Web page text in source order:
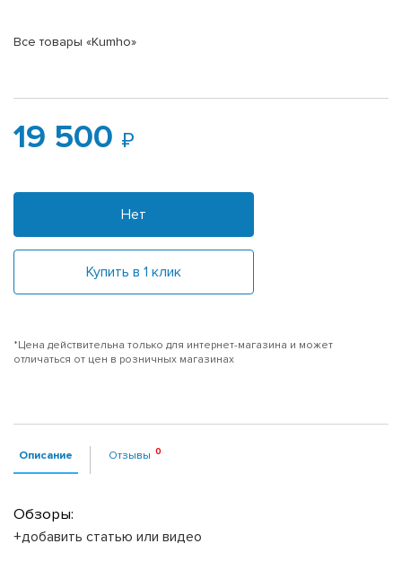
Все товары «Kumho»
19 500
Нет
Купить в 1 клик
*Цена действительна только для интернет-магазина и может
отличаться от цен в розничных магазинах
Описание Отзывы
Обзоры:
+добавить статью или видео